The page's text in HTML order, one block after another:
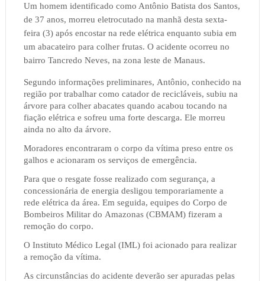
Um homem identificado como Antônio Batista dos Santos,
de 37 anos, morreu eletrocutado na manhã desta sexta-
feira (3) após encostar na rede elétrica enquanto subia em
um abacateiro para colher frutas. O acidente ocorreu no
bairro Tancredo Neves, na zona leste de Manaus.
Segundo informações preliminares, Antônio, conhecido na
região por trabalhar como catador de recicláveis, subiu na
árvore para colher abacates quando acabou tocando na
fiação elétrica e sofreu uma forte descarga. Ele morreu
ainda no alto da árvore.
Moradores encontraram o corpo da vítima preso entre os
galhos e acionaram os serviços de emergência.
Para que o resgate fosse realizado com segurança, a
concessionária de energia desligou temporariamente a
rede elétrica da área. Em seguida, equipes do Corpo de
Bombeiros Militar do Amazonas (CBMAM) fizeram a
remoção do corpo.
O Instituto Médico Legal (IML) foi acionado para realizar
a remoção da vítima.
As circunstâncias do acidente deverão ser apuradas pelas